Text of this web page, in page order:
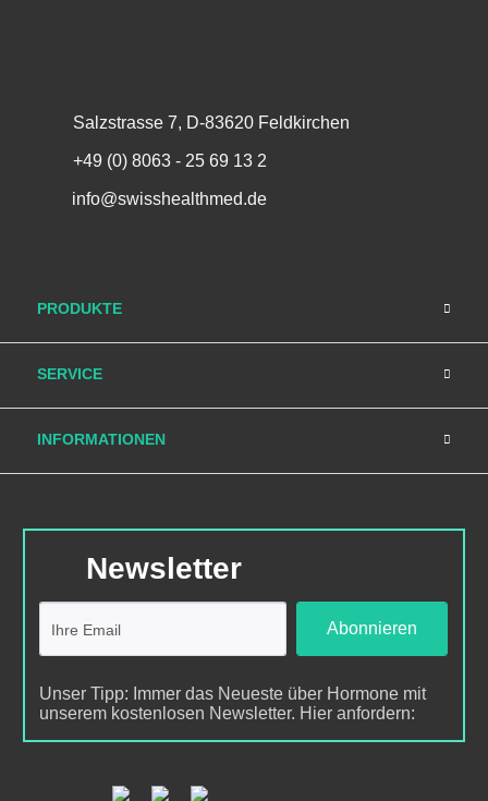
Salzstrasse 7, D-83620 Feldkirchen
+49 (0) 8063 - 25 69 13 2
info@swisshealthmed.de
PRODUKTE
SERVICE
INFORMATIONEN
Newsletter
Abonnieren
Unser Tipp: Immer das Neueste über Hormone mit
unserem kostenlosen Newsletter. Hier anfordern: